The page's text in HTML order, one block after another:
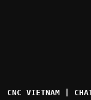
CNC VIETNAM |